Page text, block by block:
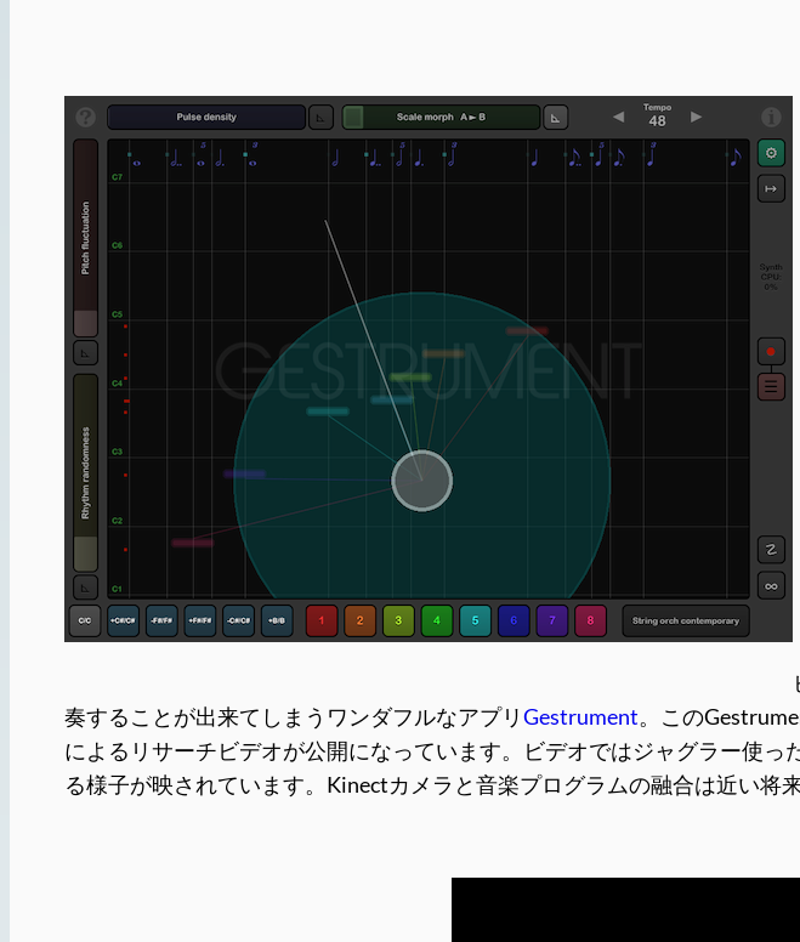
奏することが出来てしまうワンダフルなアプリGestrument。この
によるリサーチビデオが公開になっています。ビデオではジャグラー使
る様子が映されています。Kinectカメラと音楽プログラムの融合は近い将